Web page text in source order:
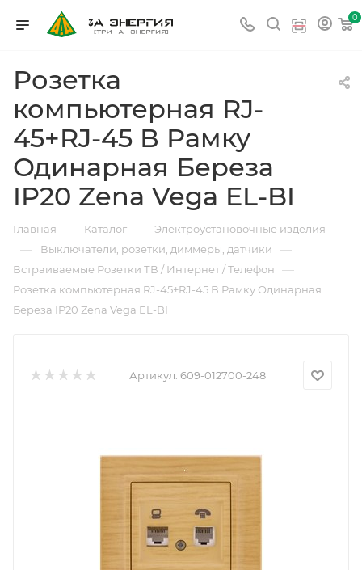
0
Розетка
компьютерная RJ-
45+RJ-45 В Рамку
Одинарная Береза
IP20 Zena Vega EL-BI
Главная — Каталог — Электроустановочные изделия
— Выключатели, розетки, диммеры, датчики —
Встраиваемые Розетки ТВ / Интернет / Телефон —
Розетка компьютерная RJ-45+RJ-45 В Рамку Одинарная
Береза IP20 Zena Vega EL-BI
Артикул: 609-012700-248